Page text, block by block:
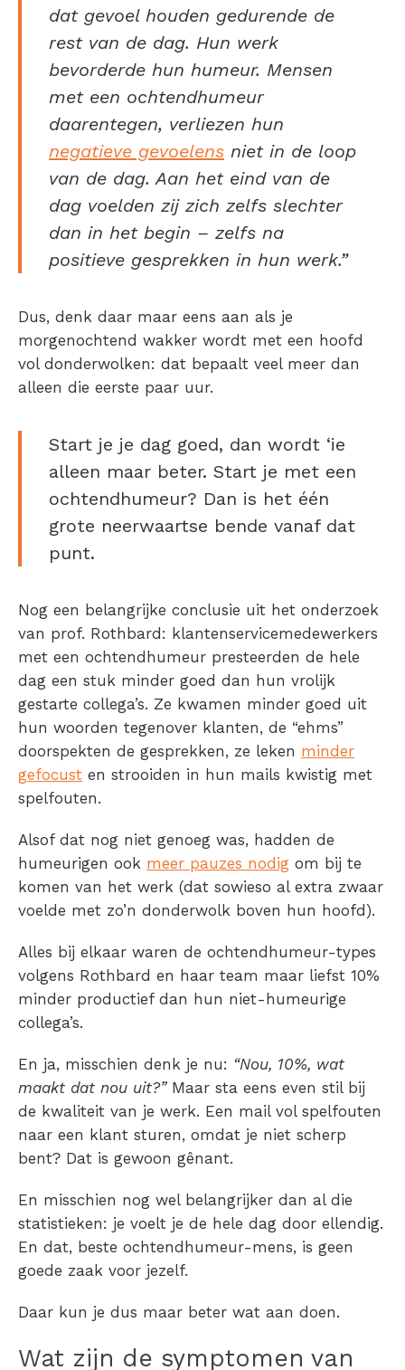
dat gevoel houden gedurende de
rest van de dag. Hun werk
bevorderde hun humeur. Mensen
met een ochtendhumeur
daarentegen, verliezen hun
negatieve gevoelens niet in de loop
van de dag. Aan het eind van de
dag voelden zij zich zelfs slechter
dan in het begin – zelfs na
positieve gesprekken in hun werk.”
Dus, denk daar maar eens aan als je
morgenochtend wakker wordt met een hoofd
vol donderwolken: dat bepaalt veel meer dan
alleen die eerste paar uur.
Start je je dag goed, dan wordt ‘ie
alleen maar beter. Start je met een
ochtendhumeur? Dan is het één
grote neerwaartse bende vanaf dat
punt.
Nog een belangrijke conclusie uit het onderzoek
van prof. Rothbard: klantenservicemedewerkers
met een ochtendhumeur presteerden de hele
dag een stuk minder goed dan hun vrolijk
gestarte collega’s. Ze kwamen minder goed uit
hun woorden tegenover klanten, de “ehms”
doorspekten de gesprekken, ze leken minder
gefocust en strooiden in hun mails kwistig met
spelfouten.
Alsof dat nog niet genoeg was, hadden de
humeurigen ook meer pauzes nodig om bij te
komen van het werk (dat sowieso al extra zwaar
voelde met zo’n donderwolk boven hun hoofd).
Alles bij elkaar waren de ochtendhumeur-types
volgens Rothbard en haar team maar liefst 10%
minder productief dan hun niet-humeurige
collega’s.
En ja, misschien denk je nu: “Nou, 10%, wat
maakt dat nou uit?”Maar sta eens even stil bij
de kwaliteit van je werk. Een mail vol spelfouten
naar een klant sturen, omdat je niet scherp
bent? Dat is gewoon gênant.
En misschien nog wel belangrijker dan al die
statistieken: je voelt je de hele dag door ellendig.
En dat, beste ochtendhumeur-mens, is geen
goede zaak voor jezelf.
Daar kun je dus maar beter wat aan doen.
Wat zijn de symptomen van